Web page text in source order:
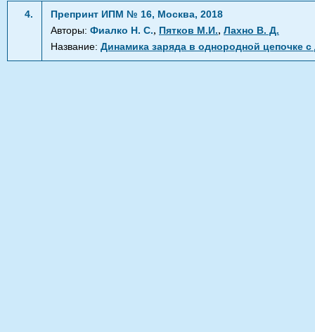
4.
Препринт ИПМ № 16, Москва, 2018
Авторы: Фиалко Н. С., Пятков М.И., Лахно В. Д.
Название: Динамика заряда в однородной цепочке